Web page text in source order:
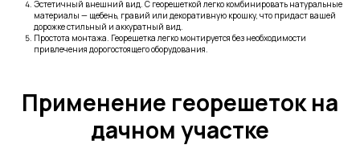
Эстетичный внешний вид. С георешеткой легко комбинировать натуральные
материалы — щебень, гравий или декоративную крошку, что придаст вашей
дорожке стильный и аккуратный вид.
Простота монтажа. Георешетка легко монтируется без необходимости
привлечения дорогостоящего оборудования.
Применение георешеток на
дачном участке